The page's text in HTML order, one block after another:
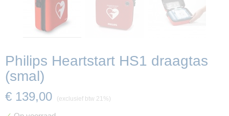
Philips Heartstart HS1 draagtas
(smal)
€ 139,00 (exclusief btw 21%)